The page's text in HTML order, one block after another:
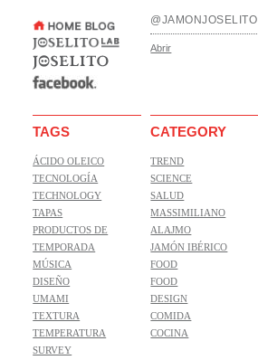
@JAMONJOSELITO
Abrir
TAGS
ÁCIDO OLEICO
TECNOLOGÍA
TECHNOLOGY
TAPAS
PRODUCTOS DE
TEMPORADA
MÚSICA
DISEÑO
UMAMI
TEXTURA
TEMPERATURA
SURVEY
CATEGORY
TREND
SCIENCE
SALUD
MASSIMILIANO
ALAJMO
JAMÓN IBÉRICO
FOOD
FOOD
DESIGN
COMIDA
COCINA